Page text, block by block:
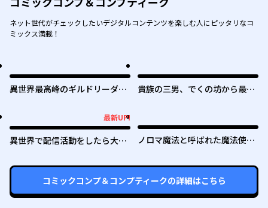
ネット世代がチェックしたいデジタルコンテンツを楽しむ人にピッタリなコ
ミックス満載！
異世界最高峰のギルドリーダー
メン全員の愛が重くてギルドを
やめられません～
貴族の三男、でくの坊から最強
造！ ～気ままに遊んでいるだ
けなのに、何故か評価が上がっ
最新UP!
異世界で配信活動をしたら大量
まった件
ノロマ魔法と呼ばれた魔法使い
重力の概念のない世界にて、少
年は万有引力の王となる～
コミックコンプ＆コンプティークの詳細はこちら